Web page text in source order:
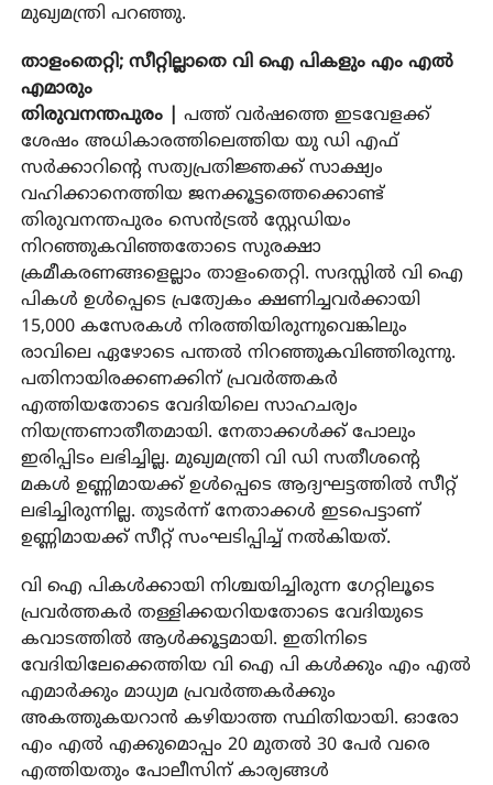
മുഖ്യമന്ത്രി പറഞ്ഞു.
താളംതെറ്റി; സീറ്റില്ലാതെ വി ഐ പികളും എം എല്‍
എമാരും
തിരുവനന്തപുരം |
പത്ത് വര്‍ഷത്തെ ഇടവേളക്ക്
ശേഷം അധികാരത്തിലെത്തിയ യു ഡി എഫ്
സര്‍ക്കാറിന്റെ സത്യപ്രതിജ്ഞക്ക് സാക്ഷ്യം
വഹിക്കാനെത്തിയ ജനക്കൂട്ടത്തെക്കൊണ്ട്
തിരുവനന്തപുരം സെന്‍ട്രല്‍ സ്റ്റേഡിയം
നിറഞ്ഞുകവിഞ്ഞതോടെ സുരക്ഷാ
ക്രമീകരണങ്ങളെല്ലാം താളംതെറ്റി. സദസ്സില്‍ വി ഐ
പികള്‍ ഉള്‍പ്പെടെ പ്രത്യേകം ക്ഷണിച്ചവര്‍ക്കായി
15,000 കസേരകള്‍ നിരത്തിയിരുന്നുവെങ്കിലും
രാവിലെ ഏഴോടെ പന്തല്‍ നിറഞ്ഞുകവിഞ്ഞിരുന്നു.
പതിനായിരക്കണക്കിന് പ്രവര്‍ത്തകര്‍
എത്തിയതോടെ വേദിയിലെ സാഹചര്യം
നിയന്ത്രണാതീതമായി. നേതാക്കള്‍ക്ക് പോലും
ഇരിപ്പിടം ലഭിച്ചില്ല. മുഖ്യമന്ത്രി വി ഡി സതീശന്റെ
മകള്‍ ഉണ്ണിമായക്ക് ഉള്‍പ്പെടെ ആദ്യഘട്ടത്തില്‍ സീറ്റ്
ലഭിച്ചിരുന്നില്ല. തുടര്‍ന്ന് നേതാക്കള്‍ ഇടപെട്ടാണ്
ഉണ്ണിമായക്ക് സീറ്റ് സംഘടിപ്പിച്ച് നല്‍കിയത്.
വി ഐ പികള്‍ക്കായി നിശ്ചയിച്ചിരുന്ന ഗേറ്റിലൂടെ
പ്രവര്‍ത്തകര്‍ തള്ളിക്കയറിയതോടെ വേദിയുടെ
കവാടത്തില്‍ ആള്‍ക്കൂട്ടമായി. ഇതിനിടെ
വേദിയിലേക്കെത്തിയ വി ഐ പി കള്‍ക്കും എം എല്‍
എമാര്‍ക്കും മാധ്യമ പ്രവര്‍ത്തകര്‍ക്കും
അകത്തുകയറാന്‍ കഴിയാത്ത സ്ഥിതിയായി. ഓരോ
എം എല്‍ എക്കുമൊപ്പം 20 മുതല്‍ 30 പേര്‍ വരെ
എത്തിയതും പോലീസിന് കാര്യങ്ങള്‍